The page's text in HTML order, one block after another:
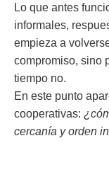
Lo que antes
informales,
empieza a
compromiso, sino
tiempo no.
En este punto
cooperativas:
cercanía y orden